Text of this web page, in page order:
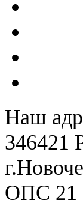
Наш
346421
ОПС 21